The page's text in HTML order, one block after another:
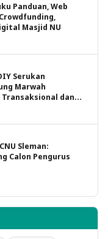
Panduan, Web
Masjid NU
Serukan
Marwah
dan
Sleman:
Calon Pengurus